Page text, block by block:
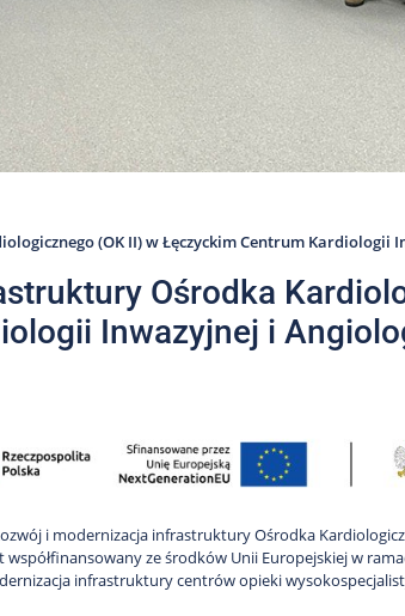
(OK II) w Łęczyckim Centrum Kardiologii
Ośrodka
Inwazyjnej i
i modernizacja infrastruktury Ośrodka
ze środków Unii Europejskiej w
infrastruktury centrów opieki